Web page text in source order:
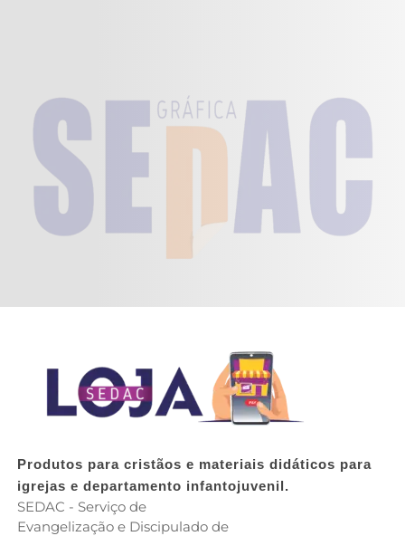
Produtos para cristãos e materiais didáticos para
igrejas e departamento infantojuvenil.
SEDAC - Serviço de
Evangelização e Discipulado de